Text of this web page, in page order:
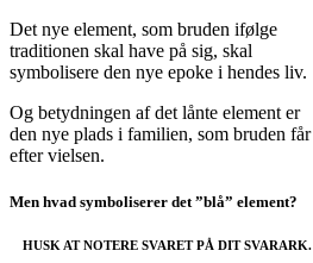
Det nye element, som bruden ifølge
traditionen skal have på sig, skal
symbolisere den nye epoke i hendes liv.
Og betydningen af det lånte element er
den nye plads i familien, som bruden får
efter vielsen.
Men hvad symboliserer det ”blå” element?
HUSK AT NOTERE SVARET PÅ DIT SVARARK.